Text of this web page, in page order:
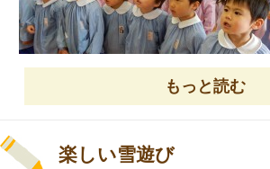
「２かい おかわりしたよ～」
「もりもり たべたよ！」と
ニコニコ笑顔で教えてくれていました。
大好きな《はらぺこあおむし》のお話は
だんだんあおむしが大きくなっていく姿を
注意深く見ていました。
年長児の様子
ピアニカパートのお友達です。
「さん はいっ・・・」
もっと読む
楽しい雪遊び